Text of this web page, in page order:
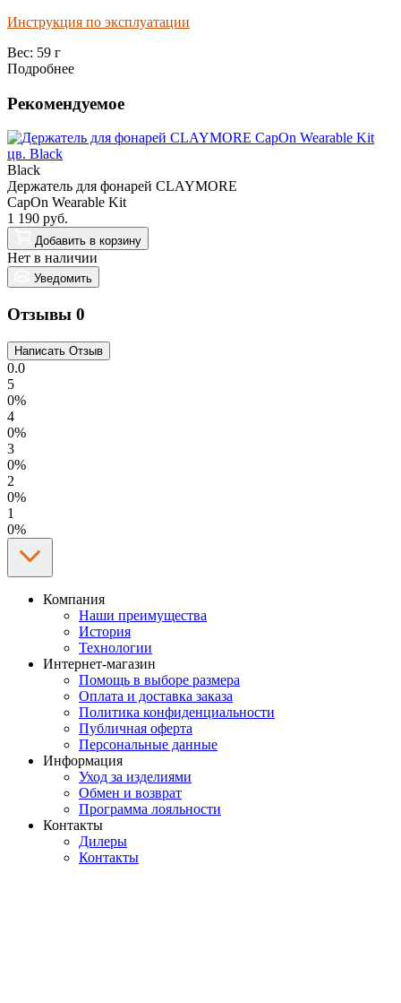
Инструкция по эксплуатации
Вес: 59 г
Подробнее
Рекомендуемое
Black
Держатель для фонарей CLAYMORE
CapOn Wearable Kit
1 190 руб.
Добавить в корзину
Нет в наличии
Уведомить
Отзывы 0
0.0
5
0%
4
0%
3
0%
2
0%
1
0%
Компания
Наши преимущества
История
Технологии
Интернет-магазин
Помощь в выборе размера
Оплата и доставка заказа
Политика конфиденциальности
Публичная оферта
Персональные данные
Информация
Уход за изделиями
Обмен и возврат
Программа лояльности
Контакты
Дилеры
Контакты